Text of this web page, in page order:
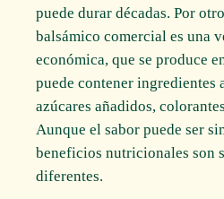
puede durar décadas. Por
balsámico comercial es una
económica, que se produce
puede contener ingredientes
azúcares añadidos,
Aunque el sabor puede ser
beneficios nutricionales son
diferentes.